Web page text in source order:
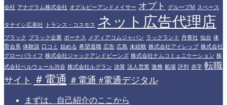
会社 アナグラム株式会社 オグルビーアンドメイサー オプト グループM スペース
タテイシ広美社 トランス・コスモス ネット広告代理店
ブラック ブラック企業 ボーナス メディアコムジャパン ラックランド 丹青社 仙台 体
育会系 体験談 口コミ 始める 希望退職 広告 広島 未経験 株式会社アイレップ 株式会社
グローバライフ 株式会社ジャックアンドビーンズ 株式会社ナムコミュニケーション 株
式会社ベルウェール渋谷 株式会社ルグラン 決算 法人営業 激務 船場 評判 赤字 転職
サイト
＃電通 ＃電通 #電通デジタル
まずは、自己紹介のここから